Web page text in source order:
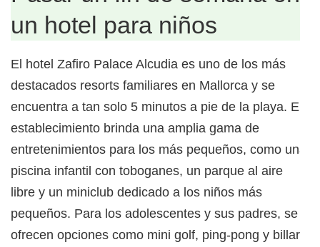
un hotel para niños
El hotel Zafiro Palace Alcudia es uno de los más
destacados resorts familiares en Mallorca y se
encuentra a tan solo 5 minutos a pie de la playa. El
establecimiento brinda una amplia gama de
entretenimientos para los más pequeños, como una
piscina infantil con toboganes, un parque al aire
libre y un miniclub dedicado a los niños más
pequeños. Para los adolescentes y sus padres, se
ofrecen opciones como mini golf, ping-pong y billar,